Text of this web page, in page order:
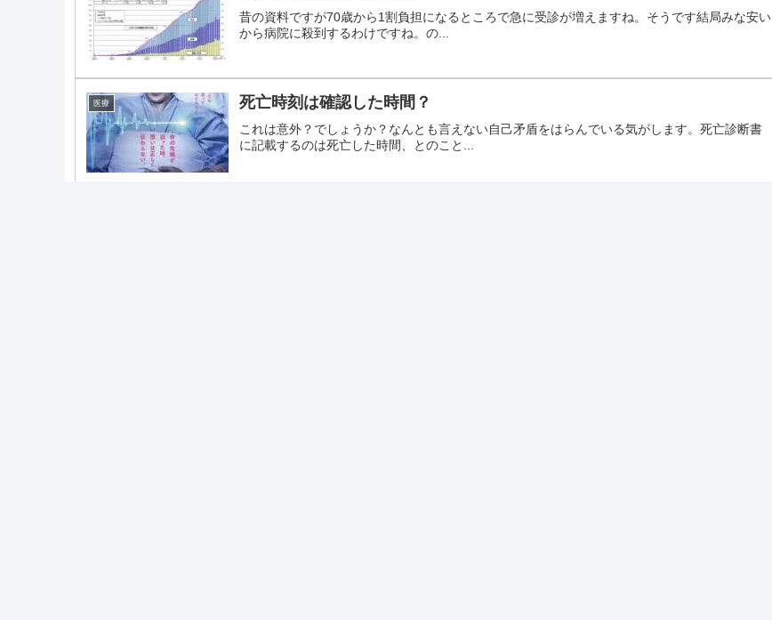
昔の資料ですが70歳から1割負担になるところで急に受診が増えますね。そうです結局みな安い
から病院に殺到するわけですね。の...
医療 死亡時刻は確認した時間？
これは意外？でしょうか？なんとも言えない自己矛盾をはらんでいる気がします。死亡診断書
に記載するのは死亡した時間、とのこと...